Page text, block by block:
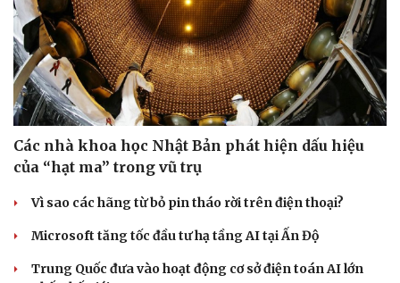
Các nhà khoa học Nhật Bản phát hiện dấu hiệu
của “hạt ma” trong vũ trụ
Vì sao các hãng từ bỏ pin tháo rời trên điện thoại?
Microsoft tăng tốc đầu tư hạ tầng AI tại Ấn Độ
Trung Quốc đưa vào hoạt động cơ sở điện toán AI lớn